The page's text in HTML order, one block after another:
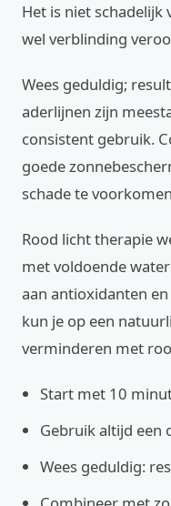
Het is niet schadelijk
wel verblinding
Wees geduldig;
aderlijnen zijn
consistent gebruik.
goede
schade te
Rood licht therapie
met voldoende
aan antioxidanten
kun je op een
verminderen met
Start met 10
Gebruik altijd een
Wees geduldig: